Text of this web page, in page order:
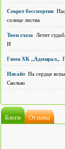
Секрет бессмертия
солнце листва
Твои глаза Летит
И
Гимн ХК ,,Адмирал,,
Инсайт На сердце
Сколько
Блоги
Отзывы